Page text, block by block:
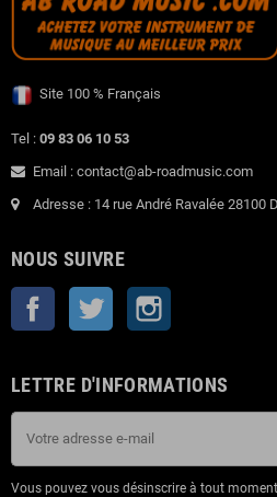
Site 100 % Français
Tel : 09 83 06 10 53
Email : contact@ab-roadmusic.com
Adresse : 14 rue André Ravalée 28100
NOUS SUIVRE
Facebook Twitter
LETTRE D'INFORMATIONS
Vous pouvez vous désinscrire à tout